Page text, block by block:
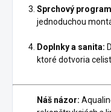
Sprchový
jednoduchou
Doplnky a sanita:
ktoré dotvoria
Náš názor: